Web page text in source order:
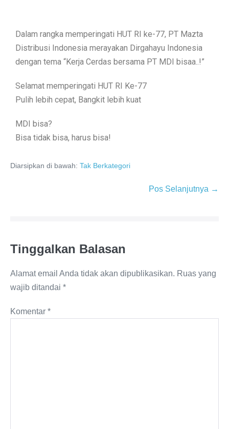
Dalam rangka memperingati HUT RI ke-77, PT Mazta
Distribusi Indonesia merayakan Dirgahayu Indonesia
dengan tema “Kerja Cerdas bersama PT MDI bisaa..!”
Selamat memperingati HUT RI Ke-77
Pulih lebih cepat, Bangkit lebih kuat
MDI bisa?
Bisa tidak bisa, harus bisa!
Diarsipkan di bawah: Tak Berkategori
Pos Selanjutnya →
Tinggalkan Balasan
Alamat email Anda tidak akan dipublikasikan. Ruas yang
wajib ditandai *
Komentar *